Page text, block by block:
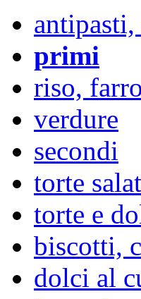
primi
riso,
verdure
secondi
torte
torte e
biscotti,
dolci al